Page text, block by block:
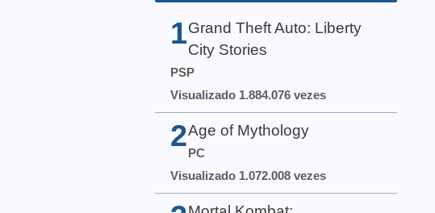
1 Grand Theft Auto: Liberty
City Stories
PSP
Visualizado 1.884.076 vezes
2Age of Mythology
PC
Visualizado 1.072.008 vezes